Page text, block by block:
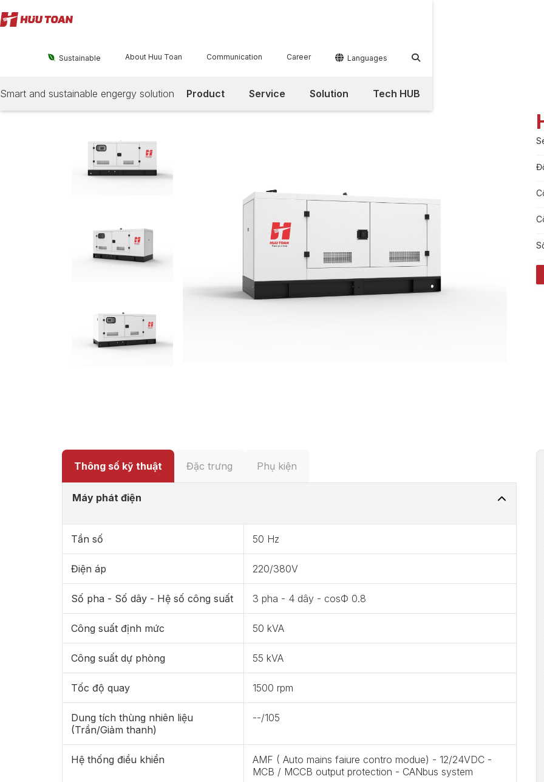
 Sustainable About Huu Toan Communication Career  Languages 
Product Service Solution Tech HUB
Smart and sustainable engergy solution
Thông số kỹ thuật Đặc trưng Phụ kiện
Máy phát điện
Tần số 50 Hz
Điện áp 220/380V
Số pha - Số dây - Hệ số công suất 3 pha - 4 dây - cosФ 0.8
Công suất định mức 50 kVA
Công suất dự phòng 55 kVA
Tốc độ quay 1500 rpm
Dung tích thùng nhiên liệu
(Trần/Giảm thanh)
--/105
Hệ thống điều khiển
AMF ( Auto mains faiure contro modue) - 12/24VDC -
MCB / MCCB output protection - CANbus system